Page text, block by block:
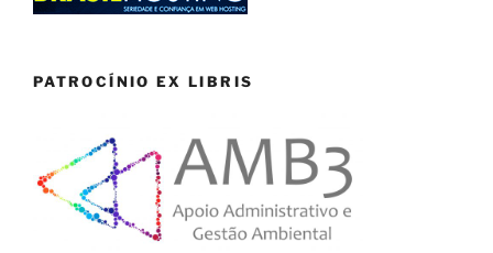
PATROCÍNIO EX LIBRIS